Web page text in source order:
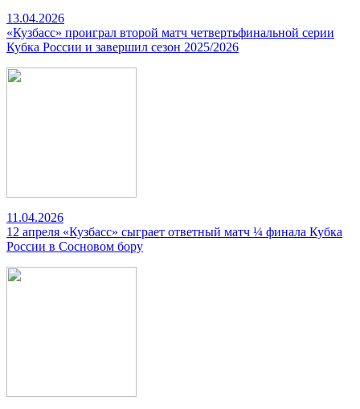
13.04.2026
«Кузбасс» проиграл второй матч четвертьфинальной серии
Кубка России и завершил сезон 2025/2026
11.04.2026
12 апреля «Кузбасс» сыграет ответный матч ¼ финала Кубка
России в Сосновом бору